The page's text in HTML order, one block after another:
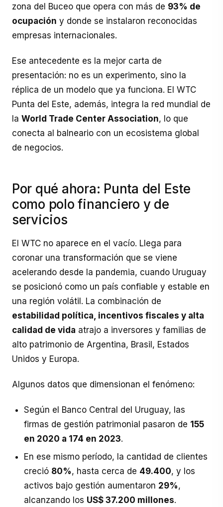
zona del Buceo que opera con más de 93% de
ocupación y donde se instalaron reconocidas
empresas internacionales.
Ese antecedente es la mejor carta de
presentación: no es un experimento, sino la
réplica de un modelo que ya funciona. El WTC
Punta del Este, además, integra la red mundial de
la World Trade Center Association, lo que
conecta al balneario con un ecosistema global
de negocios.
Por qué ahora: Punta del Este
como polo financiero y de
servicios
El WTC no aparece en el vacío. Llega para
coronar una transformación que se viene
acelerando desde la pandemia, cuando Uruguay
se posicionó como un país confiable y estable en
una región volátil. La combinación de
estabilidad política, incentivos fiscales y alta
calidad de vida atrajo a inversores y familias de
alto patrimonio de Argentina, Brasil, Estados
Unidos y Europa.
Algunos datos que dimensionan el fenómeno:
Según el Banco Central del Uruguay, las
firmas de gestión patrimonial pasaron de 155
en 2020 a 174 en 2023.
En ese mismo período, la cantidad de clientes
creció 80%, hasta cerca de 49.400, y los
activos bajo gestión aumentaron 29%,
alcanzando los US$ 37.200 millones.